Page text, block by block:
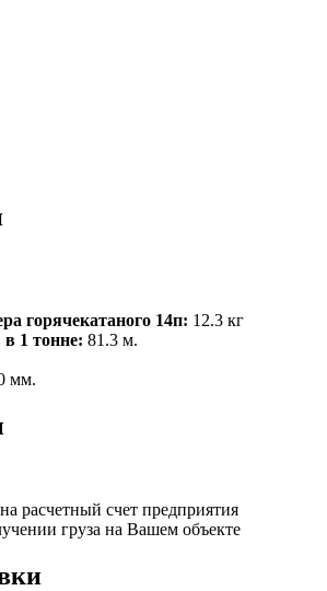
горячекатаного 14п: 12.3 кг
1 тонне: 81.3 м.
мм.
расчетный счет предприятия
груза на Вашем объекте